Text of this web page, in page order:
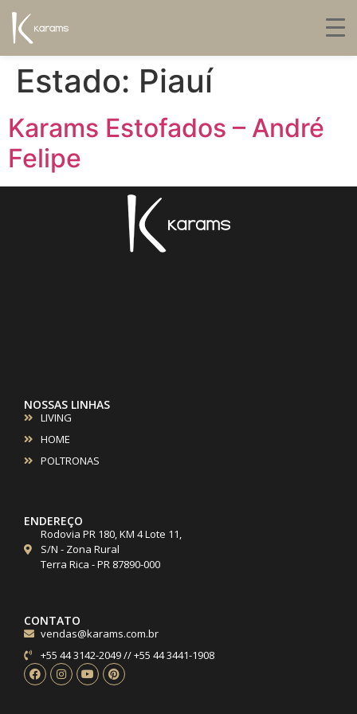
Estado: Piauí
Karams Estofados – André
Felipe
NOSSAS LINHAS
LIVING
HOME
POLTRONAS
ENDEREÇO
Rodovia PR 180, KM 4 Lote 11,
S/N - Zona Rural
Terra Rica - PR 87890-000
CONTATO
vendas@karams.com.br
+55 44 3142-2049 // +55 44 3441-1908